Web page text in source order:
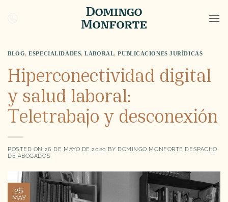
BLOG,ESPECIALIDADES,LABORAL,PUBLICACIONES JURÍDICAS
Hiperconectividad digital
y salud laboral:
Teletrabajo y desconexión
POSTED ON 26 DE MAYO DE 2020 BY DOMINGO MONFORTE DESPACHO
DE ABOGADOS
26
MAY